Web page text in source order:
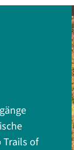
Trails of